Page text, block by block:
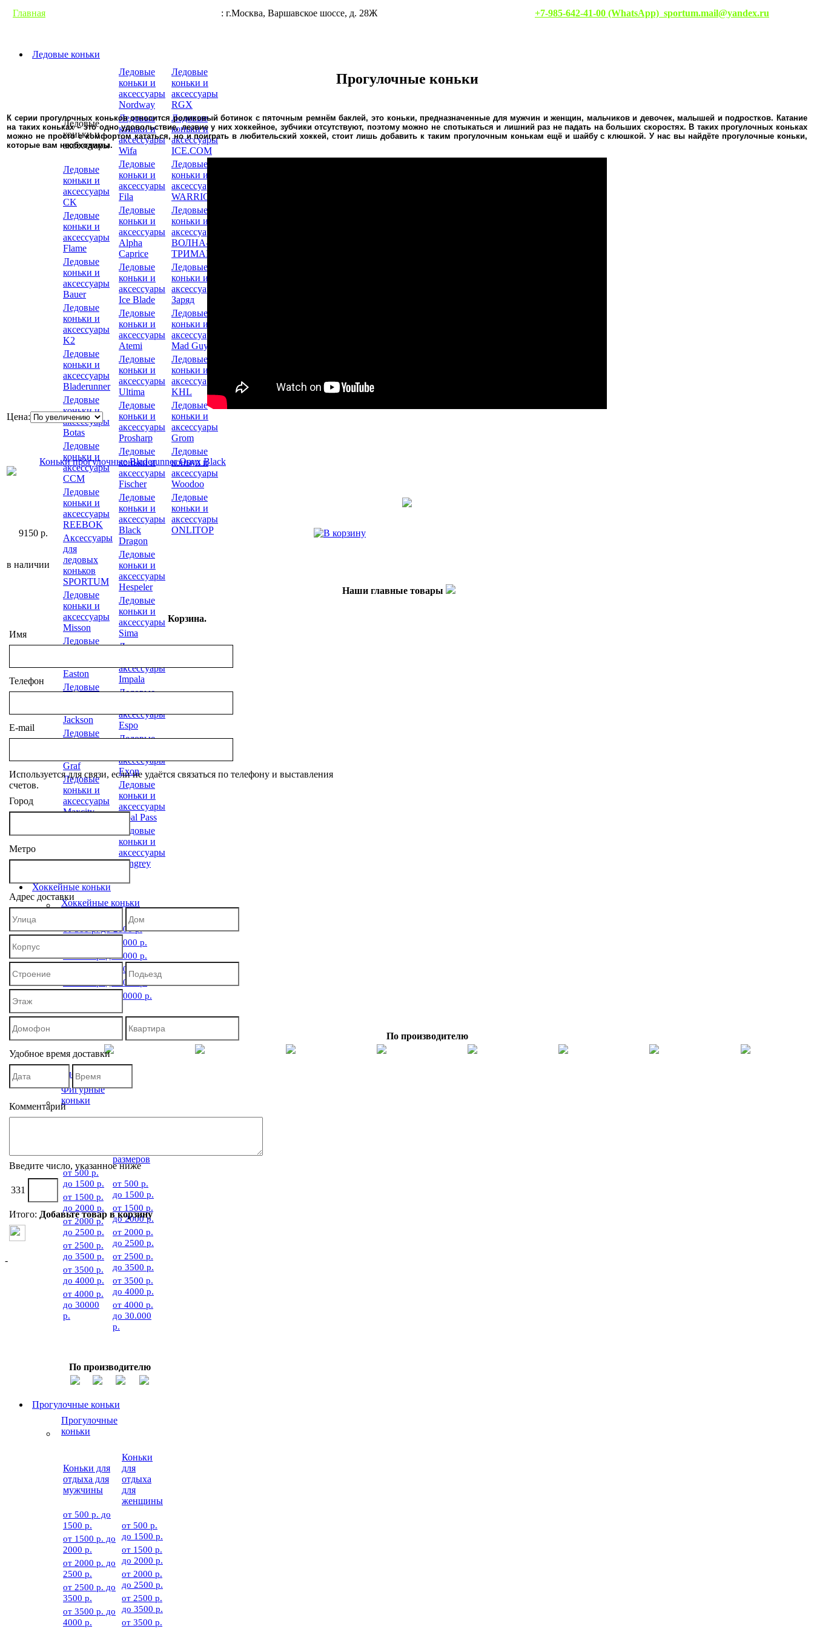
Главная : г.Москва, Варшавское шоссе, д. 28Ж +7-985-642-41-00 (WhatsApp) sportum.mail@yandex.ru
Ледовые коньки
Ледовые
коньки и
аксессуары
Ледовые
коньки и
аксессуары
CK
Ледовые
коньки и
аксессуары
Flame
Ледовые
коньки и
аксессуары
Bauer
Ледовые
коньки и
аксессуары
K2
Ледовые
коньки и
аксессуары
Bladerunner
Ледовые
коньки и
аксессуары
Botas
Ледовые
коньки и
аксессуары
CCM
Ледовые
коньки и
аксессуары
REEBOK
Аксессуары
для
ледовых
коньков
SPORTUM
Ледовые
коньки и
аксессуары
Misson
Ледовые
Easton
Ледовые
Jackson
Ледовые
Graf
Ледовые
коньки и
аксессуары
Maxcity
Ледовые
коньки и
аксессуары
Nordway
Ледовые
коньки и
аксессуары
Wifa
Ледовые
коньки и
аксессуары
Fila
Ледовые
коньки и
аксессуары
Alpha
Caprice
Ледовые
коньки и
аксессуары
Ice Blade
Ледовые
коньки и
аксессуары
Atemi
Ледовые
коньки и
аксессуары
Ultima
Ледовые
коньки и
аксессуары
Prosharp
Ледовые
коньки и
аксессуары
Fischer
Ледовые
коньки и
аксессуары
Black
Dragon
Ледовые
коньки и
аксессуары
Hespeler
Ледовые
коньки и
аксессуары
Sima
Ледовые
аксессуары
Impala
Ледовые
аксессуары
Espo
Ледовые
аксессуары
Exon
Ледовые
коньки и
аксессуары
Goal Pass
Ледовые
коньки и
аксессуары
Stingrey
Ледовые
коньки и
аксессуары
RGX
Ледовые
коньки и
аксессуары
ICE.COM
Ледовые
коньки и
аксессуары
WARRIOR
Ледовые
коньки и
аксессуары
ВОЛНА-
ТРИМАРК
Ледовые
коньки и
аксессуары
Заряд
Ледовые
коньки и
аксессуары
Mad Guy
Ледовые
коньки и
аксессуары
KHL
Ледовые
коньки и
аксессуары
Grom
Ледовые
коньки и
аксессуары
Woodoo
Ледовые
коньки и
аксессуары
ONLITOP
Хоккейные коньки
Хоккейные коньки
от 500 р. до 2000 р.
от 2000 р. до 3000 р.
от 3000 р. до 4000 р.
от 4000 р. до 5000 р.
от 5000 р. до 6000 р.
от 6000 р. до 30000 р.
По производителю
Фигурные коньки
Фигурные
коньки
от 500 р.
до 1500 р.
от 1500 р.
до 2000 р.
от 2000 р.
до 2500 р.
от 2500 р.
до 3500 р.
от 3500 р.
до 4000 р.
от 4000 р.
до 30000
р.
размеров
от 500 р.
до 1500 р.
от 1500 р.
до 2000 р.
от 2000 р.
до 2500 р.
от 2500 р.
до 3500 р.
от 3500 р.
до 4000 р.
от 4000 р.
до 30.000
р.
По производителю
Прогулочные коньки
Прогулочные
коньки
Коньки для
отдыха для
мужчины
от 500 р. до
1500 р.
от 1500 р. до
2000 р.
от 2000 р. до
2500 р.
от 2500 р. до
3500 р.
от 3500 р. до
4000 р.
Коньки
для
отдыха
для
женщины
от 500 р.
до 1500 р.
от 1500 р.
до 2000 р.
от 2000 р.
до 2500 р.
от 2500 р.
до 3500 р.
от 3500 р.
Прогулочные коньки
К серии прогулочных коньков относится роликовый ботинок с пяточным ремнём баклей, это коньки, предназначенные для мужчин и женщин, мальчиков и девочек, малышей и подростков. Катание
на таких коньках – это одно удовольствие, лезвие у них хоккейное, зубчики отсутствуют, поэтому можно не спотыкаться и лишний раз не падать на больших скоростях. В таких прогулочных коньках
можно не просто с комфортом кататься, но и поиграть в любительский хоккей, стоит лишь добавить к таким прогулочным конькам ещё и шайбу с клюшкой. У нас вы найдёте прогулочные коньки,
которые вам необходимы.
Цена:
Коньки прогулочные Bladerunner Onyx Black
9150 р.
в наличии
Наши главные товары
Корзина.
Имя
Телефон
E-mail
Используется для связи, если не удаётся связаться по телефону и выставления
счетов.
Город
Метро
Адрес доставки
Удобное время доставки
Комментарий
Введите число, указанное ниже
331
Итого: Добавьте товар в корзину
-